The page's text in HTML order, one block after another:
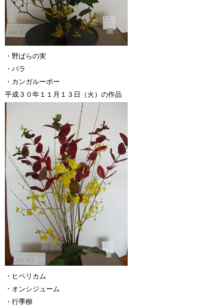
・野ばらの実
・バラ
・カンガルーポー
平成３０年１１月１３日（火）の作品
・ヒペリカム
・オンシジューム
・行季柳